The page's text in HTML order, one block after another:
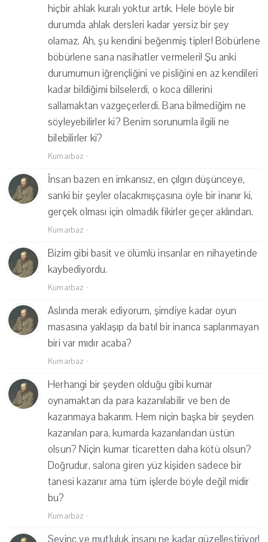
hiçbir ahlak kuralı yoktur artık. Hele böyle bir
durumda ahlak dersleri kadar yersiz bir şey
olamaz. Ah, şu kendini beğenmiş tipler! Böbürlene
böbürlene sana nasihatler vermeleri! Şu anki
durumumun iğrençliğini ve pisliğini en az kendileri
kadar bildiğimi bilselerdi, o koca dillerini
sallamaktan vazgeçerlerdi. Bana bilmediğim ne
söyleyebilirler ki? Benim sorunumla ilgili ne
bilebilirler ki?
Kumarbaz ·
İnsan bazen en imkansız, en çılgın düşünceye,
sanki bir şeyler olacakmışçasına öyle bir inanır ki,
gerçek olması için olmadık fikirler geçer aklından.
Kumarbaz ·
Bizim gibi basit ve ölümlü insanlar en nihayetinde
kaybediyordu.
Kumarbaz ·
Aslında merak ediyorum, şimdiye kadar oyun
masasına yaklaşıp da batıl bir inanca saplanmayan
biri var mıdır acaba?
Kumarbaz ·
Herhangi bir şeyden olduğu gibi kumar
oynamaktan da para kazanılabilir ve ben de
kazanmaya bakarım. Hem niçin başka bir şeyden
kazanılan para, kumarda kazanılandan üstün
olsun? Niçin kumar ticaretten daha kötü olsun?
Doğrudur, salona giren yüz kişiden sadece bir
tanesi kazanır ama tüm işlerde böyle değil midir
bu?
Kumarbaz ·
Sevinç ve mutluluk insanı ne kadar güzelleştiriyor!